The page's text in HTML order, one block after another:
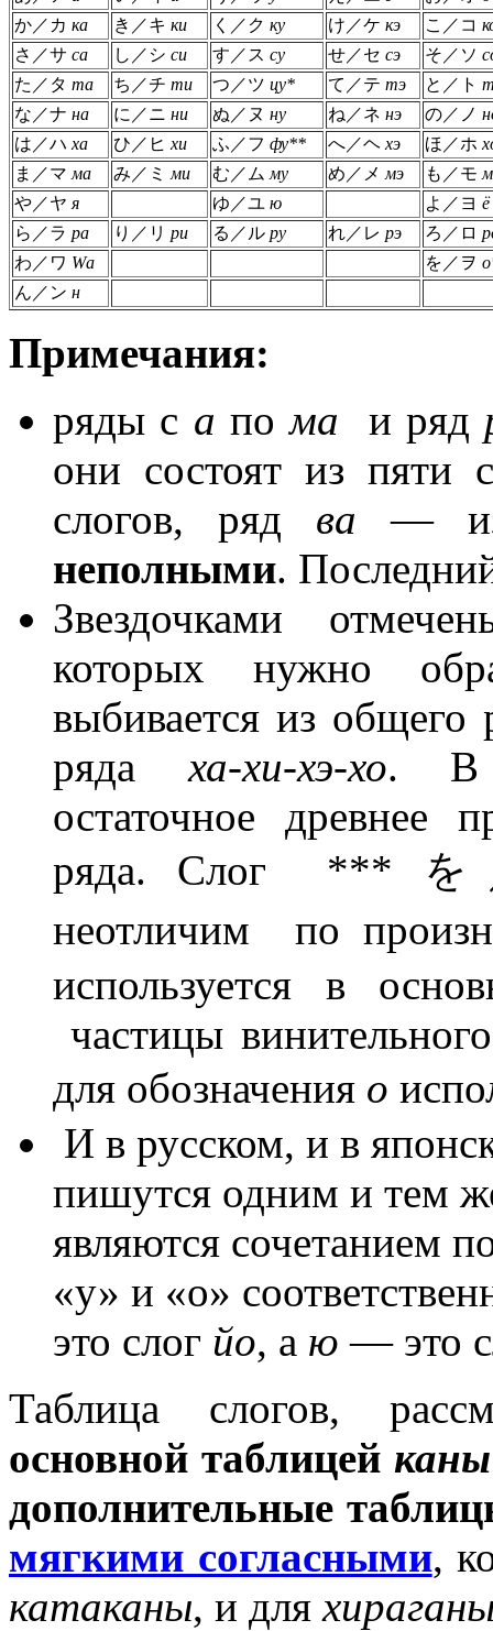
か／カ ка き／キ ки く／ク ку け／ケ кэ こ／コ
さ／サ са し／シ си す／ス су せ／セ сэ そ／ソ
た／タ та ち／チ ти つ／ツ цу* て／テ тэ と／ト
な／ナ на に／ニ ни ぬ／ヌ ну ね／ネ нэ の／ノ
は／ハ ха ひ／ヒ хи ふ／フ фу** へ／ヘ хэ ほ／ホ
ま／マ ма み／ミ ми む／ム му め／メ мэ も／モ
や／ヤ я ゆ／ユ ю よ／ヨ ё
ら／ラ ра り／リ ри る／ル ру れ／レ рэ ろ／ロ
わ／ワ Wа を／ヲ
ん／ン н
Примечания:
ряды с а пома и ряд
они состоят из пяти
слогов, ряд ва — из
неполными.
Звездочками
которых нужно
выбивается из общего
рядаха-хи-хэ-хо. В
остаточное древнее
ряда. Слог *** を
неотличим по
используется в
частицы
для обозначения о
И в русском, и в
пишутся одним и тем
являются сочетанием
«у» и «о»
это слог йо, а ю — это
Таблица слогов,
основной таблицей каны
дополнительные
мягкими согласными,
катаканы, и для